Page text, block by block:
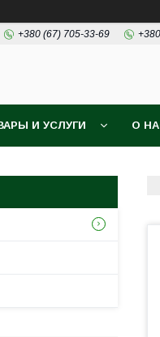
+380 (67) 705-33-69
И УСЛУГИ О